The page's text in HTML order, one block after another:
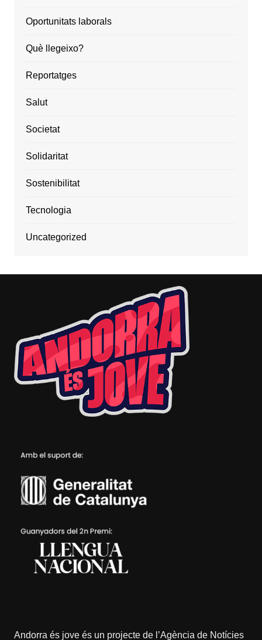
Oportunitats laborals
Què llegeixo?
Reportatges
Salut
Societat
Solidaritat
Sostenibilitat
Tecnologia
Uncategorized
Andorra és jove és un projecte de l’Agència de Notícies